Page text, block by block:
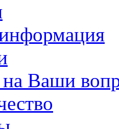
Ваши